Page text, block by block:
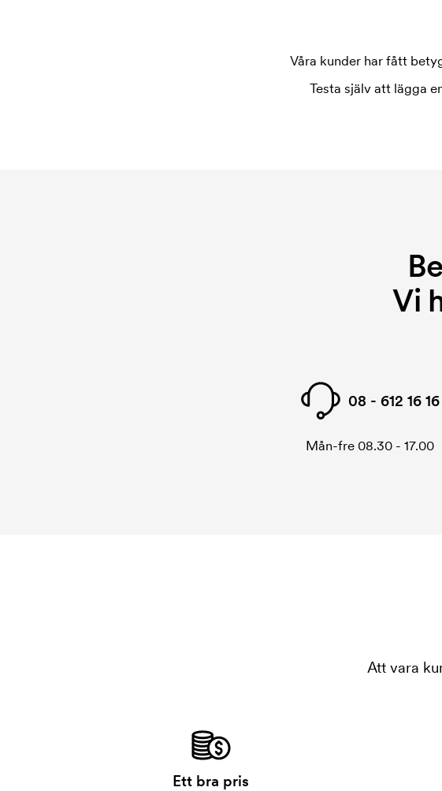
Våra kunder har fått
Testa själv att lägga
Vi
08 - 612 16 16
Mån-fre 08.30 - 17.00
Att vara
Ett bra pris